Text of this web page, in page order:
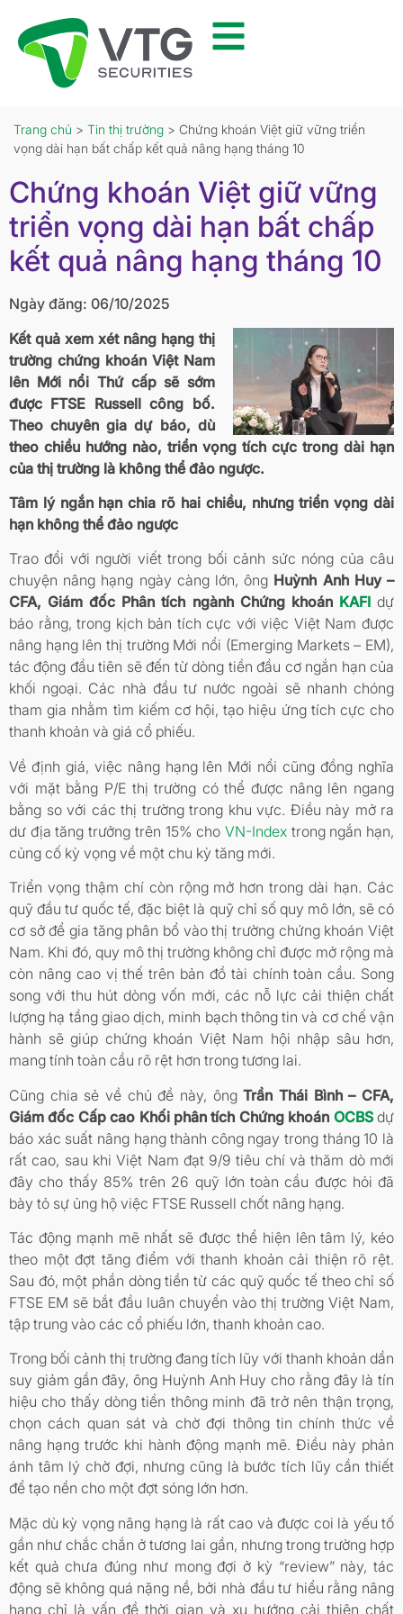
Trang chủ > Tin thị trường > Chứng khoán Việt giữ vững triển
vọng dài hạn bất chấp kết quả nâng hạng tháng 10
Chứng khoán Việt giữ vững
triển vọng dài hạn bất chấp
kết quả nâng hạng tháng 10
Ngày đăng: 06/10/2025
Kết quả xem xét nâng hạng thị
trường chứng khoán Việt Nam
lên Mới nổi Thứ cấp sẽ sớm
được FTSE Russell công bố.
Theo chuyên gia dự báo, dù
theo chiều hướng nào, triển vọng tích cực trong dài hạn
của thị trường là không thể đảo ngược.
Tâm lý ngắn hạn chia rõ hai chiều, nhưng triển vọng dài
hạn không thể đảo ngược
Trao đổi với người viết trong bối cảnh sức nóng của câu
chuyện nâng hạng ngày càng lớn, ông Huỳnh Anh Huy –
CFA, Giám đốc Phân tích ngành Chứng khoán KAFIdự
báo rằng, trong kịch bản tích cực với việc Việt Nam được
nâng hạng lên thị trường Mới nổi (Emerging Markets – EM),
tác động đầu tiên sẽ đến từ dòng tiền đầu cơ ngắn hạn của
khối ngoại. Các nhà đầu tư nước ngoài sẽ nhanh chóng
tham gia nhằm tìm kiếm cơ hội, tạo hiệu ứng tích cực cho
thanh khoản và giá cổ phiếu.
Về định giá, việc nâng hạng lên Mới nổi cũng đồng nghĩa
với mặt bằng P/E thị trường có thể được nâng lên ngang
bằng so với các thị trường trong khu vực. Điều này mở ra
dư địa tăng trưởng trên 15% cho VN-Indextrong ngắn hạn,
củng cố kỳ vọng về một chu kỳ tăng mới.
Triển vọng thậm chí còn rộng mở hơn trong dài hạn. Các
quỹ đầu tư quốc tế, đặc biệt là quỹ chỉ số quy mô lớn, sẽ có
cơ sở để gia tăng phân bổ vào thị trường chứng khoán Việt
Nam. Khi đó, quy mô thị trường không chỉ được mở rộng mà
còn nâng cao vị thế trên bản đồ tài chính toàn cầu. Song
song với thu hút dòng vốn mới, các nỗ lực cải thiện chất
lượng hạ tầng giao dịch, minh bạch thông tin và cơ chế vận
hành sẽ giúp chứng khoán Việt Nam hội nhập sâu hơn,
mang tính toàn cầu rõ rệt hơn trong tương lai.
Cũng chia sẻ về chủ đề này, ôngTrần Thái Bình – CFA,
Giám đốc Cấp cao Khối phân tích Chứng khoán OCBSdự
báo xác suất nâng hạng thành công ngay trong tháng 10 là
rất cao, sau khi Việt Nam đạt 9/9 tiêu chí và thăm dò mới
đây cho thấy 85% trên 26 quỹ lớn toàn cầu được hỏi đã
bày tỏ sự ủng hộ việc FTSE Russell chốt nâng hạng.
Tác động mạnh mẽ nhất sẽ được thể hiện lên tâm lý, kéo
theo một đợt tăng điểm với thanh khoản cải thiện rõ rệt.
Sau đó, một phần dòng tiền từ các quỹ quốc tế theo chỉ số
FTSE EM sẽ bắt đầu luân chuyển vào thị trường Việt Nam,
tập trung vào các cổ phiếu lớn, thanh khoản cao.
Trong bối cảnh thị trường đang tích lũy với thanh khoản dần
suy giảm gần đây, ông Huỳnh Anh Huy cho rằng đây là tín
hiệu cho thấy dòng tiền thông minh đã trở nên thận trọng,
chọn cách quan sát và chờ đợi thông tin chính thức về
nâng hạng trước khi hành động mạnh mẽ. Điều này phản
ánh tâm lý chờ đợi, nhưng cũng là bước tích lũy cần thiết
để tạo nền cho một đợt sóng lớn hơn.
Mặc dù kỳ vọng nâng hạng là rất cao và được coi là yếu tố
gần như chắc chắn ở tương lai gần, nhưng trong trường hợp
kết quả chưa đúng như mong đợi ở kỳ “review” này, tác
động sẽ không quá nặng nề, bởi nhà đầu tư hiểu rằng nâng
hạng chỉ là vấn đề thời gian và xu hướng cải thiện chất